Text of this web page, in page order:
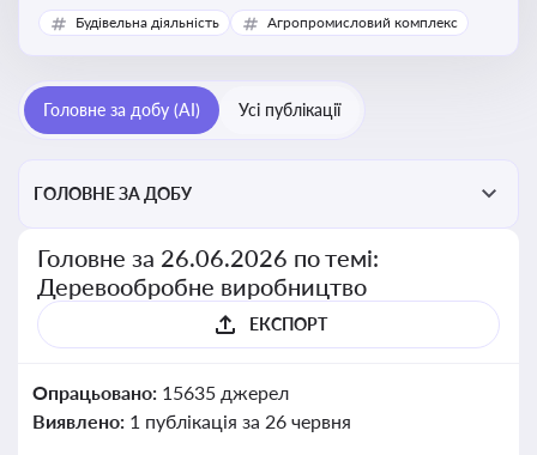
переробки деревини, дотримання технічних
стандартів, екологічних вимог і безпеки праці на
Будівельна діяльність Агропромисловий комплекс
Головне за добу (AI) Усі публікації
ГОЛОВНЕ ЗА ДОБУ
Головне за 26.06.2026 по темі:
Деревообробне виробництво
ЕКСПОРТ
Опрацьовано: 15635 джерел
Виявлено: 1 публікація за 26 червня